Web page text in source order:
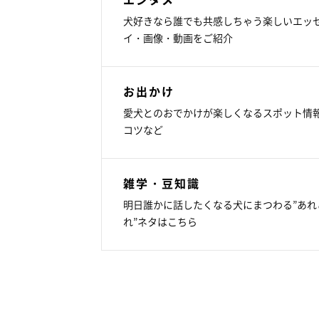
犬好きなら誰でも共感しちゃう楽しいエッ
イ・画像・動画をご紹介
お出かけ
愛犬とのおでかけが楽しくなるスポット情
コツなど
雑学・豆知識
明日誰かに話したくなる犬にまつわる”あ
れ”ネタはこちら